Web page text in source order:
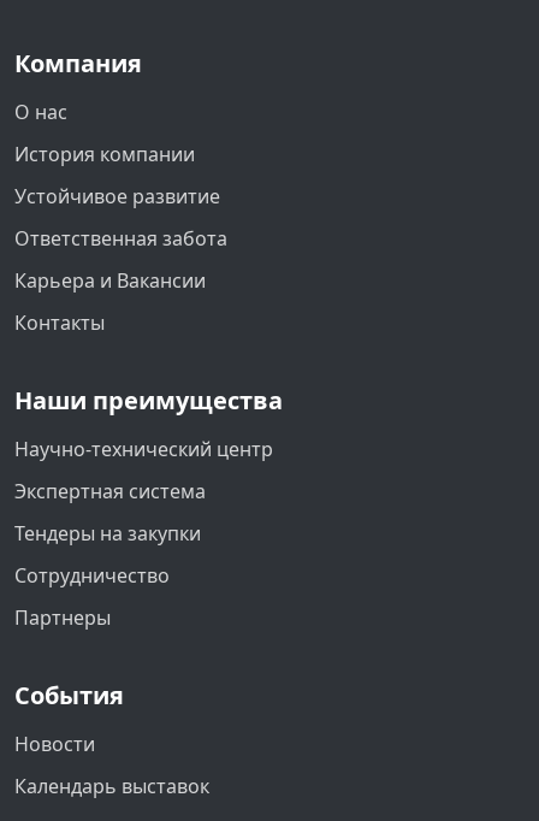
Компания
О нас
История компании
Устойчивое развитие
Ответственная забота
Карьера и Вакансии
Контакты
Наши преимущества
Научно-технический центр
Экспертная система
Тендеры на закупки
Сотрудничество
Партнеры
События
Новости
Календарь выставок